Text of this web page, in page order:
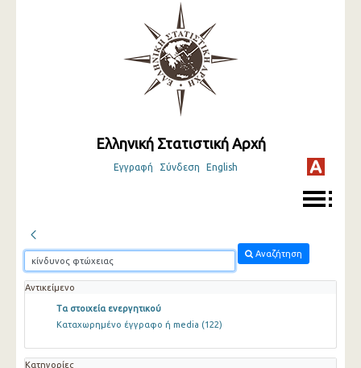
Ελληνική Στατιστική Αρχή
Εγγραφή Σύνδεση English
Αναζήτηση
Αντικείμενο
Τα στοιχεία ενεργητικού
Καταχωρημένο έγγραφο ή media (122)
Κατηγορίες